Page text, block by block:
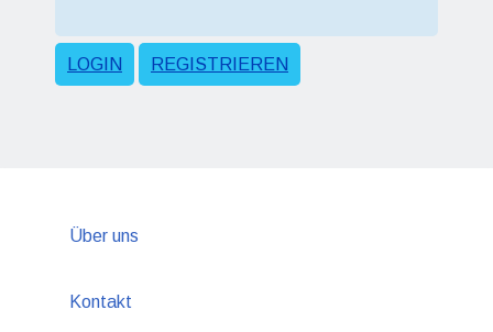
LOGIN REGISTRIEREN
Über uns
Kontakt